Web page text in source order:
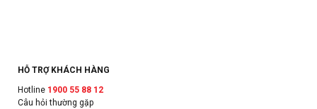
HỖ TRỢ KHÁCH HÀNG
Hotline 1900 55 88 12
Câu hỏi thường gặp